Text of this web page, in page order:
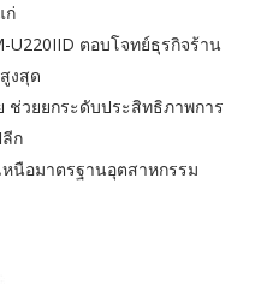
ก่
U220IID ตอบโจทย์ธุรกิจร้าน
งสุด
วยยกระดับประสิทธิภาพการ
ก
นือมาตรฐานอุตสาหกรรม